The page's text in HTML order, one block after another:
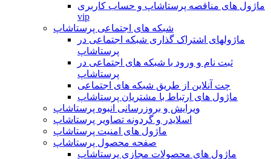
ماژول های مناقصه پرستاشاپ و حساب کاربری
vip
شبکه های اجتماعی پرستاشاپ
ماژولهای اشتراک‌ گذاری شبکه اجتماعی در
پرستاشاپ
ثبت نام و ورود با شبکه های اجتماعی در
پرستاشاپ
چت آنلاین از طریق شبکه های اجتماعی
ماژول های ارتباط با مشتریان پرستاشاپ
ویرایش و بروزرسانی انبوه پرستاشاپ
اسلایدر و گردونه تصاویر پرستاشاپ
ماژول های امنیت پرستاشاپ
صفحه محصول پرستاشاپ
ماژول های محصولات مجازی پرستاشاپ